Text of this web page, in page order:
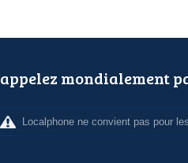
appelez mondialement
Localphone ne convient pas pour